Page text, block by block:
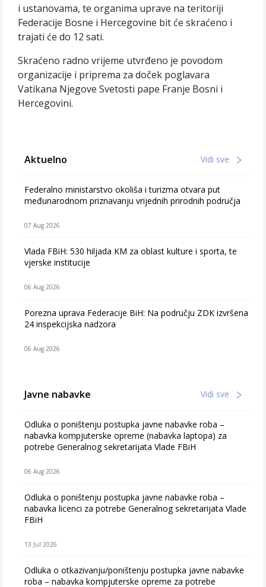
i ustanovama, te organima uprave na teritoriji
Federacije Bosne i Hercegovine bit će skraćeno i
trajati će do 12 sati.
Skraćeno radno vrijeme utvrđeno je povodom
organizacije i priprema za doček poglavara
Vatikana Njegove Svetosti pape Franje Bosni i
Hercegovini.
Aktuelno Vidi sve
Federalno ministarstvo okoliša i turizma otvara put
međunarodnom priznavanju vrijednih prirodnih područja
07 Aug 2026
Vlada FBiH: 530 hiljada KM za oblast kulture i sporta, te
vjerske institucije
06 Aug 2026
Porezna uprava Federacije BiH: Na području ZDK izvršena
24 inspekcijska nadzora
06 Aug 2026
Javne nabavke Vidi sve
Odluka o poništenju postupka javne nabavke roba –
nabavka kompjuterske opreme (nabavka laptopa) za
potrebe Generalnog sekretarijata Vlade FBiH
06 Aug 2026
Odluka o poništenju postupka javne nabavke roba –
nabavka licenci za potrebe Generalnog sekretarijata Vlade
FBiH
13 Jul 2026
Odluka o otkazivanju/poništenju postupka javne nabavke
roba – nabavka kompjuterske opreme za potrebe